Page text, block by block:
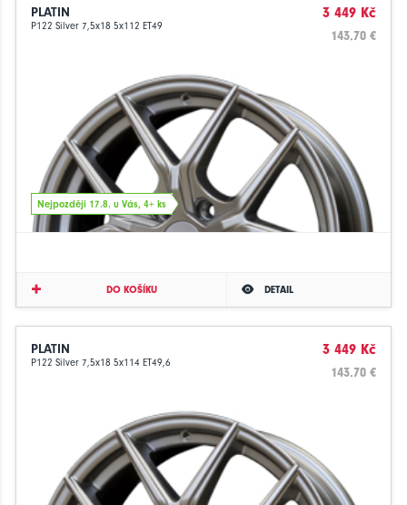
PLATIN
P122 Silver 7,5x18 5x112 ET49
3 449 Kč
143.70 €
Nejpozději 17.8. u Vás, 4+ ks
DO KOŠÍKU DETAIL
PLATIN
P122 Silver 7,5x18 5x114 ET49,6
3 449 Kč
143.70 €